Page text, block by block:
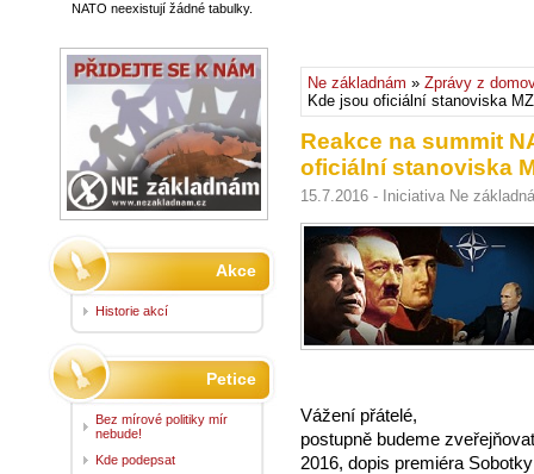
NATO neexistují žádné tabulky.
Ne základnám » Zprávy z
Kde jsou oficiální stanoviska
Reakce na summit
oficiální stanoviska
15.7.2016 - Iniciativa Ne
Vážení přátelé,
postupně budeme
2016, dopis premiéra
Akce
Historie akcí
Petice
Bez mírové politiky mír
nebude!
Kde podepsat